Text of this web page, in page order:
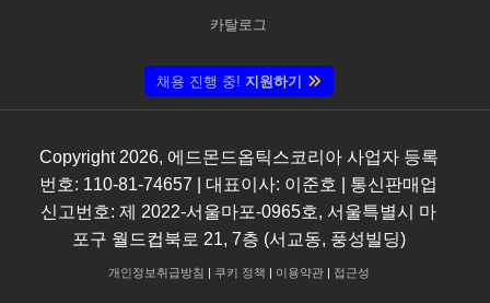
카탈로그
채용 진행 중! 지원하기
Copyright 2026, 에드몬드옵틱스코리아 사업자 등록
번호: 110-81-74657 | 대표이사: 이준호 | 통신판매업
신고번호: 제 2022-서울마포-0965호, 서울특별시 마
포구 월드컵북로 21, 7층 (서교동, 풍성빌딩)
개인정보취급방침 | 쿠키 정책 | 이용약관| 접근성